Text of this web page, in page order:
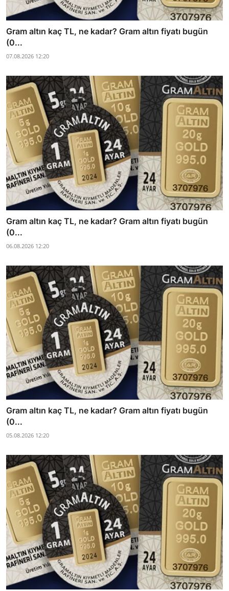
Gram altın kaç TL, ne kadar? Gram altın fiyatı bugün
(0...
07.08.2026 12:20
Gram altın kaç TL, ne kadar? Gram altın fiyatı bugün
(0...
06.08.2026 12:20
Gram altın kaç TL, ne kadar? Gram altın fiyatı bugün
(0...
05.08.2026 12:20